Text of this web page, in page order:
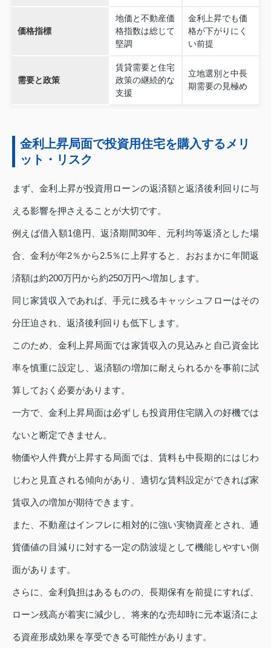
価格指標
地価と不動産価
格指数は総じて
堅調
金利上昇でも価
格が下がりにく
い前提
需要と政策
賃貸需要と住宅
政策の継続的な
支援
立地選別と中長
期需要の見極め
金利上昇局面で投資用住宅を購入するメリ
ット・リスク
まず、金利上昇が投資用ローンの返済額と返済後利回りに与
える影響を押さえることが大切です。
例えば借入額1億円、返済期間30年、元利均等返済とした場
合、金利が年2％から2.5％に上昇すると、おおまかに年間返
済額は約200万円から約250万円へ増加します。
同じ家賃収入であれば、手元に残るキャッシュフローはその
分圧迫され、返済後利回りも低下します。
このため、金利上昇局面では家賃収入の見込みと自己資金比
率を慎重に設定し、返済額の増加に耐えられるかを事前に試
算しておく必要があります。
一方で、金利上昇局面は必ずしも投資用住宅購入の好機では
ないと断定できません。
物価や人件費が上昇する局面では、賃料も中長期的にはじわ
じわと見直される傾向があり、適切な賃料設定ができれば家
賃収入の増加が期待できます。
また、不動産はインフレに相対的に強い実物資産とされ、通
貨価値の目減りに対する一定の防波堤として機能しやすい側
面があります。
さらに、金利負担はあるものの、長期保有を前提にすれば、
ローン残高が着実に減少し、将来的な売却時に元本返済によ
る資産形成効果を享受できる可能性があります。